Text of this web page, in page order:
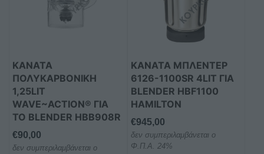
ΚANATA
ΠΟΛΥΚΑΡΒΟΝΙΚΗ
1,25LIT
WAVE~ACTION® ΓΙΑ
ΤΟ BLENDER HBB908R
€90,00
δεν συμπεριλαμβάνεται ο
ΚΑΝΆΤΑ ΜΠΛΈΝΤΕΡ
6126-1100SR 4LIT ΓΙΑ
BLENDER HBF1100
HAMILTON
€945,00
δεν συμπεριλαμβάνεται ο
Φ.Π.Α. 24%